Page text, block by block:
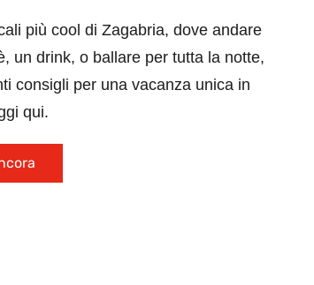
più cool di Zagabria, dove andare
un drink, o ballare per tutta la notte,
consigli per una vacanza unica in
qui.